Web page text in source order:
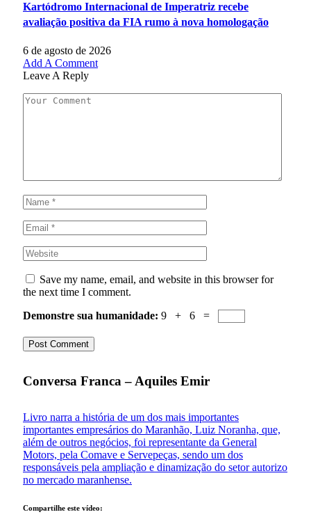
Kartódromo Internacional de Imperatriz recebe
avaliação positiva da FIA rumo à nova homologação
6 de agosto de 2026
Add A Comment
Leave A Reply
Save my name, email, and website in this browser for
the next time I comment.
Demonstre sua humanidade: 9 + 6 =
Conversa Franca – Aquiles Emir
Livro narra a história de um dos mais importantes
importantes empresários do Maranhão, Luiz Noranha, que,
além de outros negócios, foi representante da General
Motors, pela Comave e Servepeças, sendo um dos
responsáveis pela ampliação e dinamização do setor autorizo
no mercado maranhense.
Compartilhe este vídeo: